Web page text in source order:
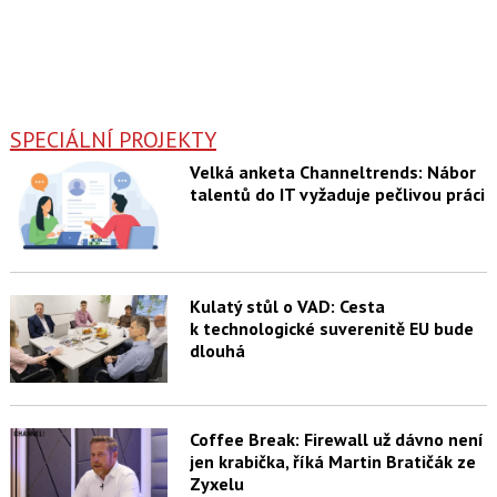
SPECIÁLNÍ PROJEKTY
Velká anketa Channeltrends: Nábor
talentů do IT vyžaduje pečlivou práci
Kulatý stůl o VAD: Cesta
k technologické suverenitě EU bude
dlouhá
Coffee Break: Firewall už dávno není
jen krabička, říká Martin Bratičák ze
Zyxelu